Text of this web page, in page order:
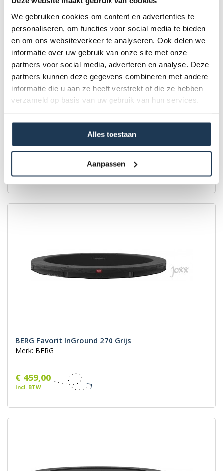
We gebruiken cookies om content en advertenties te
personaliseren, om functies voor social media te bieden
en om ons websiteverkeer te analyseren. Ook delen we
informatie over uw gebruik van onze site met onze
partners voor social media, adverteren en analyse. Deze
partners kunnen deze gegevens combineren met andere
informatie die u aan ze heeft verstrekt of die ze hebben
verzameld op basis van uw gebruik van hun services.
Alles toestaan
Aanpassen
BERG Grand Champion InGround 470 Grijs + Safety
Merk: BERG
BERG Favorit InGround 270 Grijs
Merk: BERG
€ 459,00
Incl. BTW